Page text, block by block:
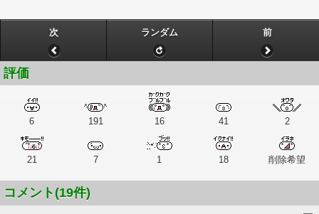
次 ランダム 前
評価
6 191 16 41 2
21 7 1 18 削除希望
コメント(19件)